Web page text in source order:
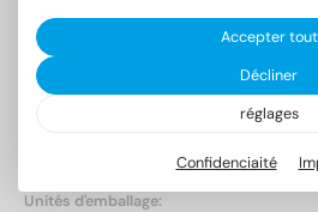
Goupilles cylindriques forme A, tolérance
Unités d'emballage:
Accepter tout
Décliner
réglages
Confidenciaité